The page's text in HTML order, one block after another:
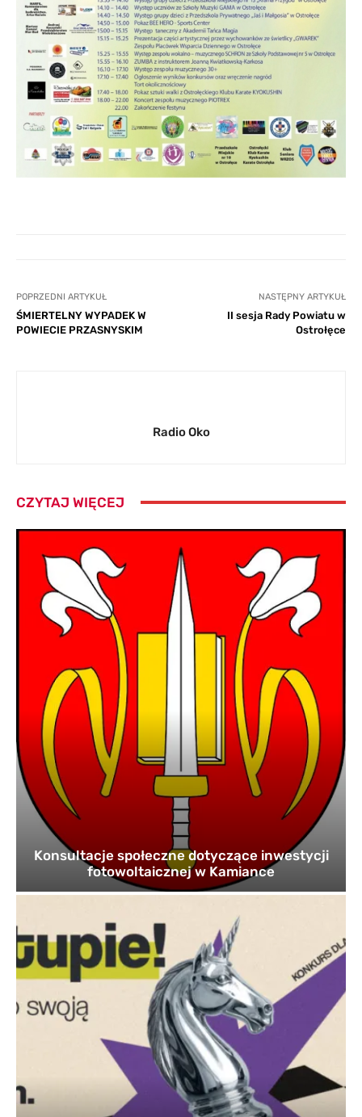
POPRZEDNI ARTYKUŁ
ŚMIERTELNY WYPADEK W
POWIECIE PRZASNYSKIM
NASTĘPNY ARTYKUŁ
II sesja Rady Powiatu w
Ostrołęce
Radio Oko
CZYTAJ WIĘCEJ
Konsultacje społeczne dotyczące inwestycji
fotowoltaicznej w Kamiance